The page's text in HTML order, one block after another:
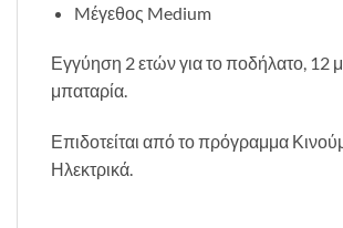
Mέγεθος Medium
Εγγύηση 2 ετών για το ποδήλατο, 12
μπαταρία.
Επιδοτείται από το πρόγραμμα
Ηλεκτρικά.